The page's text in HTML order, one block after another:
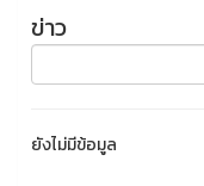
ข่าว
ยังไม่มีข้อมูล